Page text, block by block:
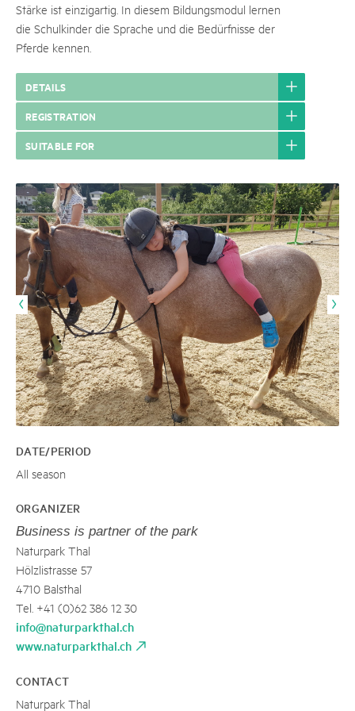
Stärke ist einzigartig. In diesem Bildungsmodul lernen
die Schulkinder die Sprache und die Bedürfnisse der
Pferde kennen.
DETAILS
REGISTRATION
SUITABLE FOR
DATE/PERIOD
All season
ORGANIZER
Business is partner of the park
Naturpark Thal
Hölzlistrasse 57
4710 Balsthal
Tel. +41 (0)62 386 12 30
info@naturparkthal.ch
www.naturparkthal.ch
CONTACT
Naturpark Thal